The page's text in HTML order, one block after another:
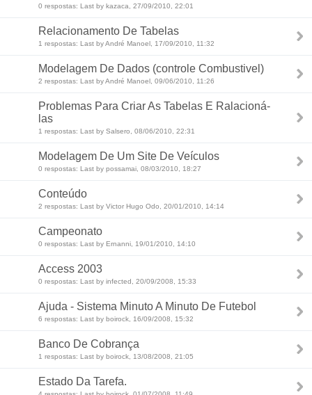
0 respostas: Last by kazaca, 27/09/2010, 22:01
Relacionamento De Tabelas
1 respostas: Last by André Manoel, 17/09/2010, 11:32
Modelagem De Dados (controle Combustivel)
2 respostas: Last by André Manoel, 09/06/2010, 11:26
Problemas Para Criar As Tabelas E Ralacioná-
las
1 respostas: Last by Salsero, 08/06/2010, 22:31
Modelagem De Um Site De Veículos
0 respostas: Last by possamai, 08/03/2010, 18:27
Conteúdo
2 respostas: Last by Victor Hugo Odo, 20/01/2010, 14:14
Campeonato
0 respostas: Last by Ernanni, 19/01/2010, 14:10
Access 2003
0 respostas: Last by infected, 20/09/2008, 15:33
Ajuda - Sistema Minuto A Minuto De Futebol
6 respostas: Last by boirock, 16/09/2008, 15:32
Banco De Cobrança
1 respostas: Last by boirock, 13/08/2008, 21:05
Estado Da Tarefa.